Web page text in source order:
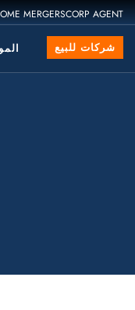
MERGERSCORP AGENT
شركات للبيع